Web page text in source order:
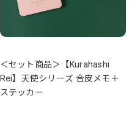
＜セット商品＞【Kurahashi
Rei】天使シリーズ 合皮メモ＋
ステッカー